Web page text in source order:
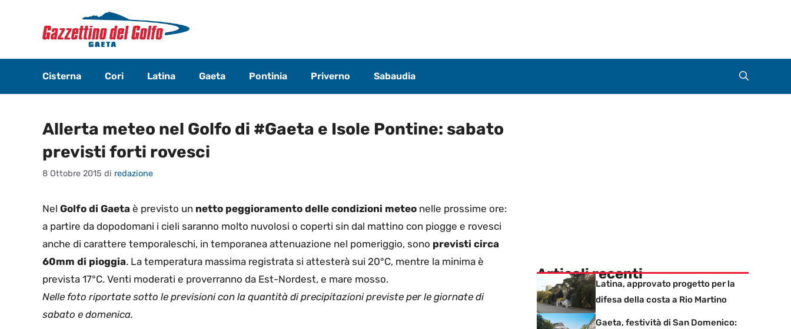
contenuto
Cisterna Cori Latina Gaeta Pontinia Priverno Sabaudia
Allerta meteo nel Golfo di #Gaeta e Isole Pontine: sabato
previsti forti rovesci
8 Ottobre 2015 di redazione
Nel Golfo di Gaeta è previsto un netto peggioramento delle condizioni meteo nelle prossime ore:
a partire da dopodomani i cieli saranno molto nuvolosi o coperti sin dal mattino con piogge e rovesci
anche di carattere temporaleschi, in temporanea attenuazione nel pomeriggio, sono previsti circa
60mm di pioggia. La temperatura massima registrata si attesterà sui 20°C, mentre la minima è
prevista 17°C. Venti moderati e proverranno da Est-Nordest, e mare mosso.
Nelle foto riportate sotto le previsioni con la quantità di precipitazioni previste per le giornate di
sabato e domenica.
Articoli recenti
Latina, approvato progetto per la
difesa della costa a Rio Martino
Gaeta, festività di San Domenico: